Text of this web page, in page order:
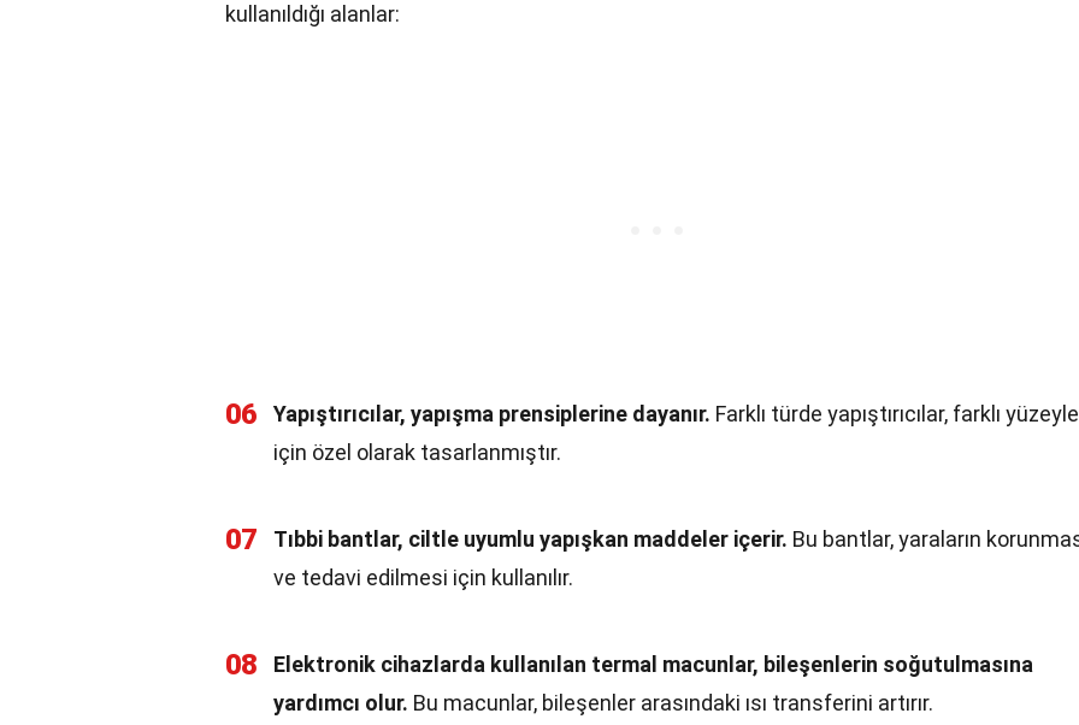
kullanıldığı alanlar:
06 Yapıştırıcılar, yapışma prensiplerine dayanır. Farklı türde yapıştırıcılar, farklı
için özel olarak tasarlanmıştır.
07 Tıbbi bantlar, ciltle uyumlu yapışkan maddeler içerir. Bu bantlar, yaraların
ve tedavi edilmesi için kullanılır.
08
Elektronik cihazlarda kullanılan termal macunlar, bileşenlerin soğutulmasına
yardımcı olur. Bu macunlar, bileşenler arasındaki ısı transferini artırır.